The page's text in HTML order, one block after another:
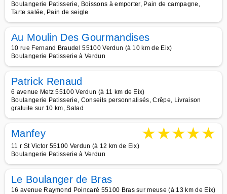
Boulangerie Patisserie, Boissons à emporter, Pain de campagne,
Tarte salée, Pain de seigle
Au Moulin Des Gourmandises
10 rue Fernand Braudel 55100 Verdun (à 10 km de Eix)
Boulangerie Patisserie à Verdun
Patrick Renaud
6 avenue Metz 55100 Verdun (à 11 km de Eix)
Boulangerie Patisserie, Conseils personnalisés, Crêpe, Livraison
gratuite sur 10 km, Salad
Manfey ★★★★★
11 r St Victor 55100 Verdun (à 12 km de Eix)
Boulangerie Patisserie à Verdun
Le Boulanger de Bras
16 avenue Raymond Poincaré 55100 Bras sur meuse (à 13 km de Eix)